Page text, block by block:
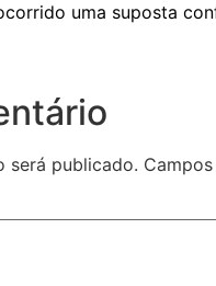
uma suposta
será publicado.